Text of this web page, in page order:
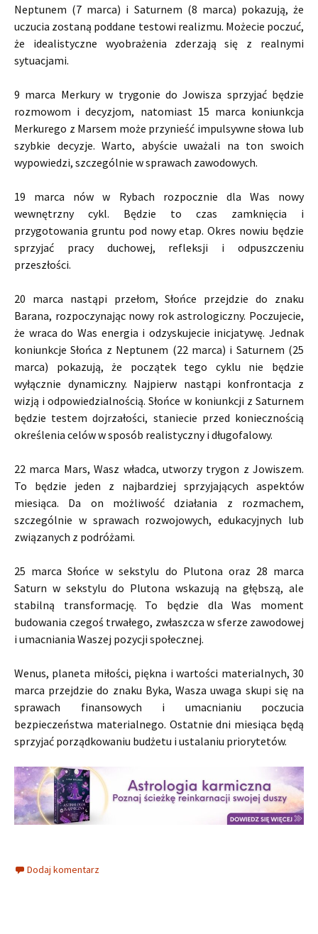
Neptunem (7 marca) i Saturnem (8 marca) pokazują, że
uczucia zostaną poddane testowi realizmu. Możecie poczuć,
że idealistyczne wyobrażenia zderzają się z realnymi
sytuacjami.
9 marca Merkury w trygonie do Jowisza sprzyjać będzie
rozmowom i decyzjom, natomiast 15 marca koniunkcja
Merkurego z Marsem może przynieść impulsywne słowa lub
szybkie decyzje. Warto, abyście uważali na ton swoich
wypowiedzi, szczególnie w sprawach zawodowych.
19 marca nów w Rybach rozpocznie dla Was nowy
wewnętrzny cykl. Będzie to czas zamknięcia i
przygotowania gruntu pod nowy etap. Okres nowiu będzie
sprzyjać pracy duchowej, refleksji i odpuszczeniu
przeszłości.
20 marca nastąpi przełom, Słońce przejdzie do znaku
Barana, rozpoczynając nowy rok astrologiczny. Poczujecie,
że wraca do Was energia i odzyskujecie inicjatywę. Jednak
koniunkcje Słońca z Neptunem (22 marca) i Saturnem (25
marca) pokazują, że początek tego cyklu nie będzie
wyłącznie dynamiczny. Najpierw nastąpi konfrontacja z
wizją i odpowiedzialnością. Słońce w koniunkcji z Saturnem
będzie testem dojrzałości, staniecie przed koniecznością
określenia celów w sposób realistyczny i długofalowy.
22 marca Mars, Wasz władca, utworzy trygon z Jowiszem.
To będzie jeden z najbardziej sprzyjających aspektów
miesiąca. Da on możliwość działania z rozmachem,
szczególnie w sprawach rozwojowych, edukacyjnych lub
związanych z podróżami.
25 marca Słońce w sekstylu do Plutona oraz 28 marca
Saturn w sekstylu do Plutona wskazują na głębszą, ale
stabilną transformację. To będzie dla Was moment
budowania czegoś trwałego, zwłaszcza w sferze zawodowej
i umacniania Waszej pozycji społecznej.
Wenus, planeta miłości, piękna i wartości materialnych, 30
marca przejdzie do znaku Byka, Wasza uwaga skupi się na
sprawach finansowych i umacnianiu poczucia
bezpieczeństwa materialnego. Ostatnie dni miesiąca będą
sprzyjać porządkowaniu budżetu i ustalaniu priorytetów.
Dodaj komentarz